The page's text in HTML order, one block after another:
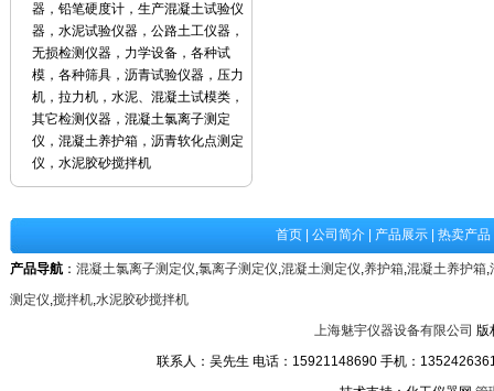
器，铅笔硬度计，生产混凝土试验仪
器，水泥试验仪器，公路土工仪器，
无损检测仪器，力学设备，各种试
模，各种筛具，沥青试验仪器，压力
机，拉力机，水泥、混凝土试模类，
其它检测仪器，混凝土氯离子测定
仪，混凝土养护箱，沥青软化点测定
仪，水泥胶砂搅拌机
首页 公司简介 产品展示 热卖产品
产品导航 ： 混凝土氯离子测定仪,氯离子测定仪,混凝土测定仪,养护箱,混凝土养护箱,
测定仪,搅拌机,水泥胶砂搅拌机
上海魅宇仪器设备有限公司 版
联系人：吴先生 电话：15921148690 手机：